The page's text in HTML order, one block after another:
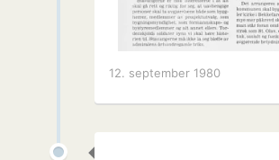
12. september 1980